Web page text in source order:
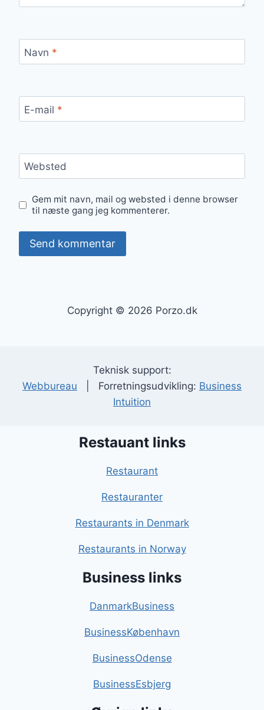
Navn *
E-mail *
Websted
Gem mit navn, mail og websted i denne browser
til næste gang jeg kommenterer.
Copyright © 2026 Porzo.dk
Teknisk support:
Webbureau | Forretningsudvikling: Business
Intuition
Restauant links
Restaurant
Restauranter
Restaurants in Denmark
Restaurants in Norway
Business links
DanmarkBusiness
BusinessKøbenhavn
BusinessOdense
BusinessEsbjerg